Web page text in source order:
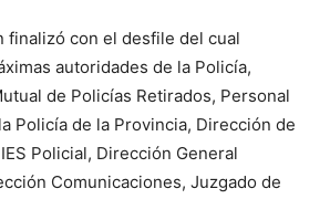
finalizó con el desfile del cual
autoridades de la Policía,
de Policías Retirados, Personal
Policía de la Provincia, Dirección de
Policial, Dirección General
Comunicaciones, Juzgado de